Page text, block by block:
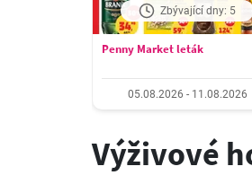
Zbývající dny: 5
Penny Market leták
05.08.2026 - 11.08.2026
Výživové